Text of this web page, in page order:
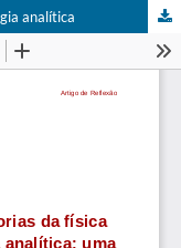
analítica